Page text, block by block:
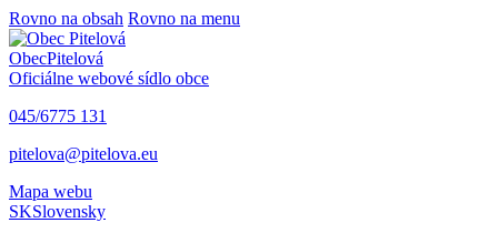
Rovno na obsah Rovno na menu
ObecPitelová
Oficiálne webové sídlo obce
045/6775 131
pitelova@pitelova.eu
Mapa webu
SKSlovensky